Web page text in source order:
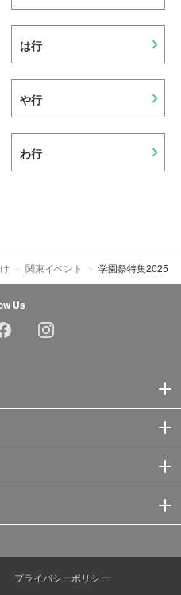
は行
や行
わ行
関東イベント 学園祭特集2025
Us
プライバシーポリシー